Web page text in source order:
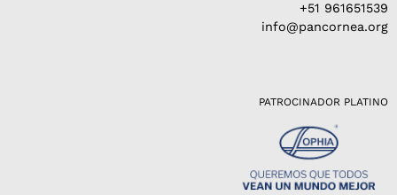
+51 961651539
info@pancornea.org
PATROCINADOR PLATINO